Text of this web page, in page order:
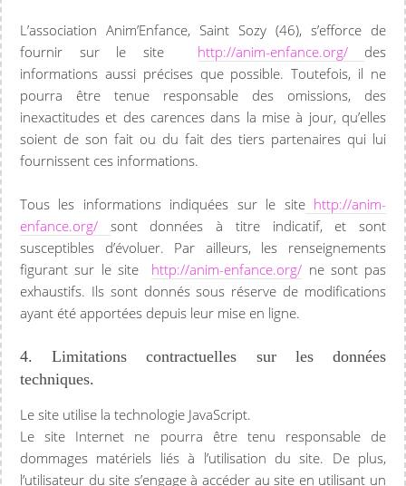
L’association Anim’Enfance, Saint Sozy (46), s’efforce de
fournir sur le site http://anim-enfance.org/ des
informations aussi précises que possible. Toutefois, il ne
pourra être tenue responsable des omissions, des
inexactitudes et des carences dans la mise à jour, qu’elles
soient de son fait ou du fait des tiers partenaires qui lui
fournissent ces informations.
Tous les informations indiquées sur le sitehttp://anim-
enfance.org/ sont données à titre indicatif, et sont
susceptibles d’évoluer. Par ailleurs, les renseignements
figurant sur le site http://anim-enfance.org/ ne sont pas
exhaustifs. Ils sont donnés sous réserve de modifications
ayant été apportées depuis leur mise en ligne.
4. Limitations contractuelles sur les données
techniques.
Le site utilise la technologie JavaScript.
Le site Internet ne pourra être tenu responsable de
dommages matériels liés à l’utilisation du site. De plus,
l’utilisateur du site s’engage à accéder au site en utilisant un